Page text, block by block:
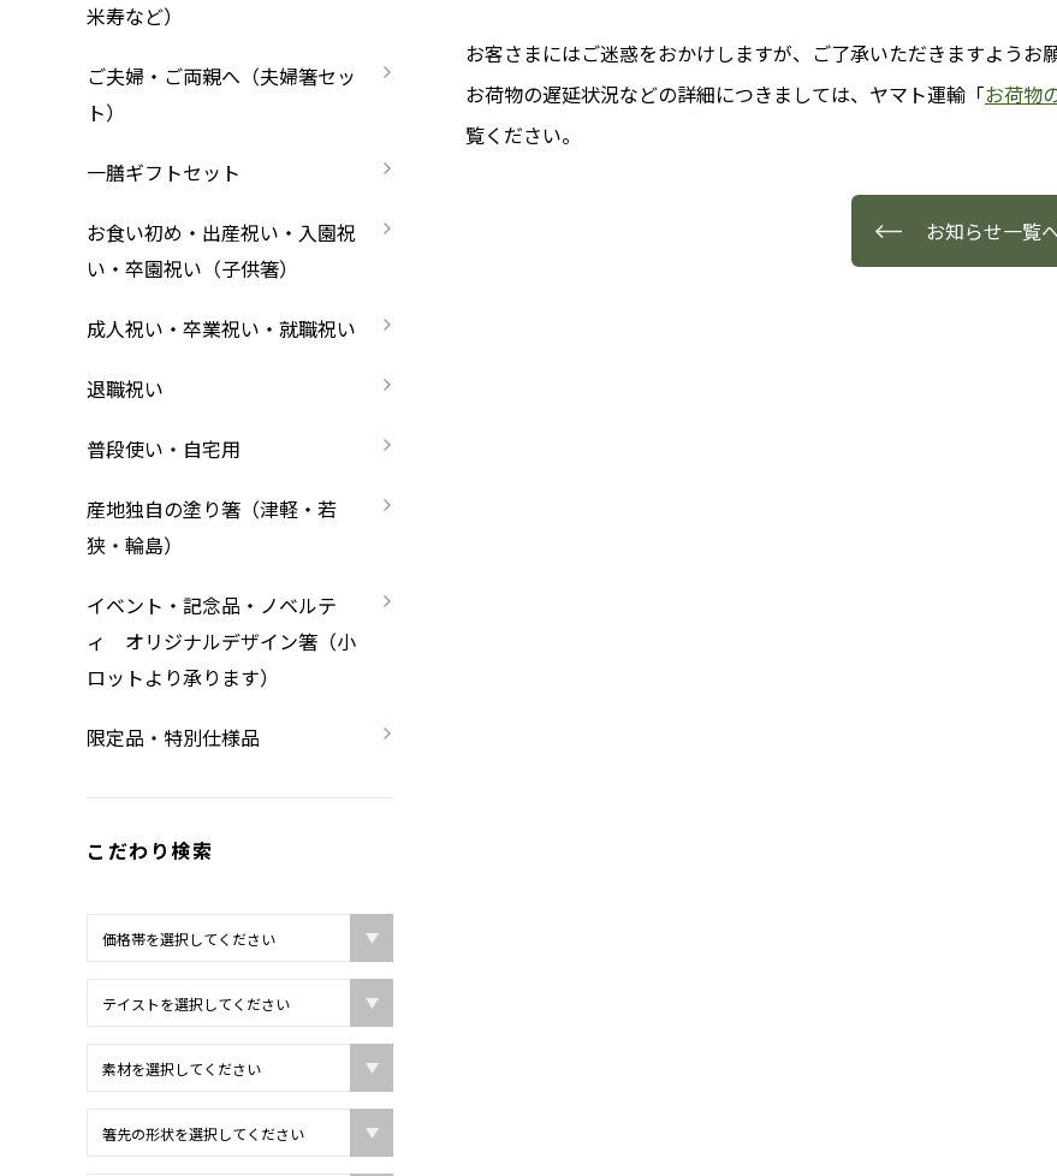
長寿祝い・賀寿（還暦・古希・米寿など）
ご夫婦・ご両親へ（夫婦箸）
お食い初め・出産祝い・入園祝い・卒園祝い（子供箸）
成人祝い・卒業祝い・就職祝い
退職祝い
より承ります）
限定品・特別仕様品
箸久スタッフブログ
名入れ箸のご紹介
米寿など）
ご夫婦・ご両親へ（夫婦箸セッ
ト）
一膳ギフトセット
お食い初め・出産祝い・入園祝
い・卒園祝い（子供箸）
成人祝い・卒業祝い・就職祝い
退職祝い
普段使い・自宅用
産地独自の塗り箸（津軽・若
狭・輪島）
イベント・記念品・ノベルテ
ィ オリジナルデザイン箸（小
ロットより承ります）
限定品・特別仕様品
こだわり検索
お客さまにはご迷惑をおかけしますが、ご了承いただきますようお
お荷物の遅延状況などの詳細につきましては、ヤマト運輸「お荷物
覧ください。
お知らせ一覧